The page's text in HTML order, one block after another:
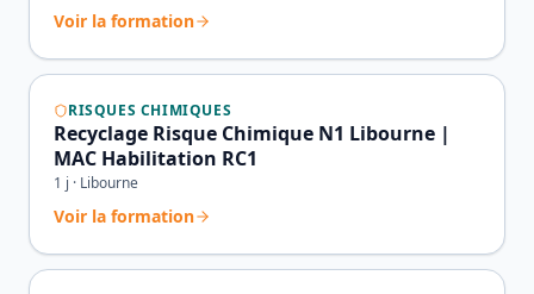
Voir la formation
RISQUES CHIMIQUES
Recyclage Risque Chimique N1 Libourne |
MAC Habilitation RC1
1 j · Libourne
Voir la formation